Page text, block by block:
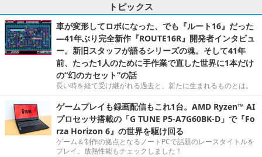
トピックス
車が変形してロボになった、でも『ルート16』だった
―41年ぶり完全新作『ROUTE16R』開発者インタビュ
ー。新旧スタッフが語るシリーズの魂。そして41年
前、たった1人のために手作業で直した世界に1本だけ
の“幻のカセット”の話
長い時を経て受け継がれる過去と、新たに生まれるものとは。
ゲームプレイも録画配信もこれ1台。AMD Ryzen™ AI
プロセッサ搭載の「G TUNE P5-A7G60BK-D」で『Fo
rza Horizon 6』の世界を駆け回る
ゲーム＆制作の拠点となるノートPCで話題のレースタイトルを
プレイ。放熱性能もチェックしました！